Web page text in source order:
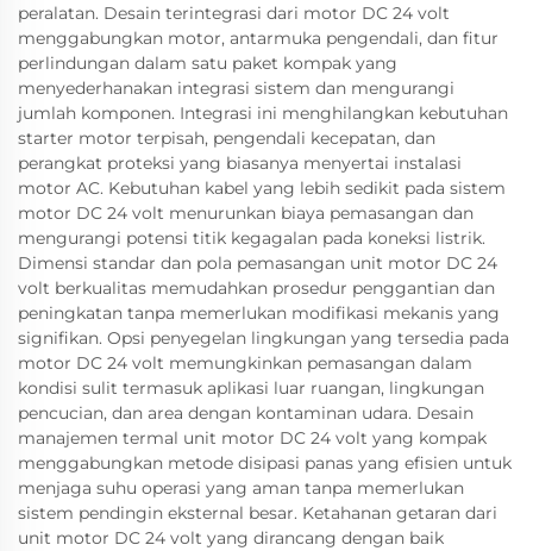
peralatan. Desain terintegrasi dari motor DC 24 volt
menggabungkan motor, antarmuka pengendali, dan fitur
perlindungan dalam satu paket kompak yang
menyederhanakan integrasi sistem dan mengurangi
jumlah komponen. Integrasi ini menghilangkan kebutuhan
starter motor terpisah, pengendali kecepatan, dan
perangkat proteksi yang biasanya menyertai instalasi
motor AC. Kebutuhan kabel yang lebih sedikit pada sistem
motor DC 24 volt menurunkan biaya pemasangan dan
mengurangi potensi titik kegagalan pada koneksi listrik.
Dimensi standar dan pola pemasangan unit motor DC 24
volt berkualitas memudahkan prosedur penggantian dan
peningkatan tanpa memerlukan modifikasi mekanis yang
signifikan. Opsi penyegelan lingkungan yang tersedia pada
motor DC 24 volt memungkinkan pemasangan dalam
kondisi sulit termasuk aplikasi luar ruangan, lingkungan
pencucian, dan area dengan kontaminan udara. Desain
manajemen termal unit motor DC 24 volt yang kompak
menggabungkan metode disipasi panas yang efisien untuk
menjaga suhu operasi yang aman tanpa memerlukan
sistem pendingin eksternal besar. Ketahanan getaran dari
unit motor DC 24 volt yang dirancang dengan baik